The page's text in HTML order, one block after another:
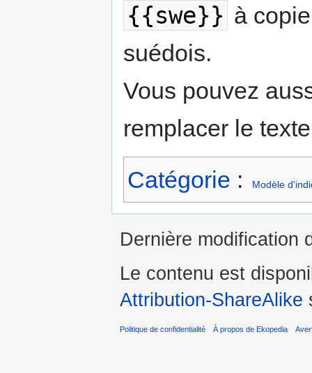
{{swe}} à
suédois.
Vous pouvez
remplacer le
Catégorie : Modèle
Dernière modification
Le contenu est
Attribution-ShareAlike
Politique de confidentialité À propos de Ekopedia